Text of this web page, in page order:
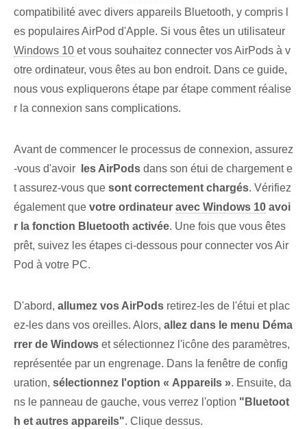
compatibilité avec divers appareils Bluetooth, y compris l
es populaires AirPod d'Apple. Si vous êtes un utilisateur
Windows 10 et vous souhaitez connecter vos AirPods à v
otre ordinateur, vous êtes au bon endroit. Dans ce guide,
nous vous expliquerons étape par étape comment réalise
r la connexion sans complications.
Avant de commencer le processus de connexion, assurez
-vous d'avoir ⁣
les AirPods dans son étui de chargement e
t assurez-vous que sont correctement chargés⁤. Vérifiez
également que votre ordinateur avec Windows 10 avoi
r la fonction Bluetooth activée. Une fois que vous êtes
prêt, suivez les étapes ci-dessous pour connecter vos Air
Pod à votre PC.
D'abord, allumez vos AirPods retirez-les de l'étui et plac
ez-les dans vos oreilles. Alors, allez dans le menu Déma
rrer de Windows et sélectionnez l'icône des paramètres,
représentée par un engrenage. Dans la fenêtre de config
uration, sélectionnez⁢ l'option « Appareils ». Ensuite, da
ns le panneau de gauche, vous verrez l'option "Bluetoot
h et autres appareils". Clique dessus.